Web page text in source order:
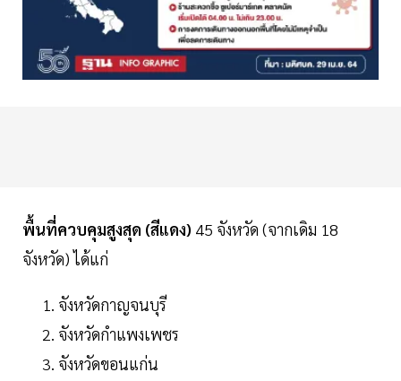
พื้นที่ควบคุมสูงสุด (สีแดง) 45 จังหวัด (จากเดิม 18
จังหวัด) ได้แก่
จังหวัดกาญจนบุรี
จังหวัดกําแพงเพชร
จังหวัดขอนแก่น